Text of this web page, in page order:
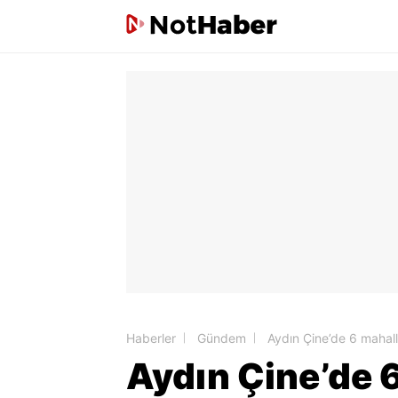
Haberler Gündem Aydın Çine’de 6
Aydın Çine’de